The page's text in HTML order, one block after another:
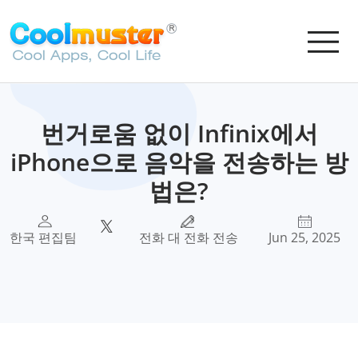
번거로움 없이 Infinix에서
iPhone으로 음악을 전송하는 방
법은?
한국 편집팀 전화 대 전화 전송 Jun 25, 2025